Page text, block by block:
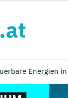
Energien